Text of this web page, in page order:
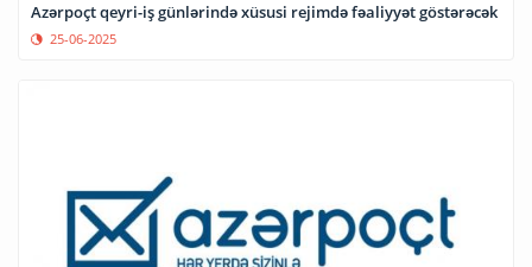
Azərpoçt qeyri-iş günlərində xüsusi rejimdə fəaliyyət göstərəcək
25-06-2025